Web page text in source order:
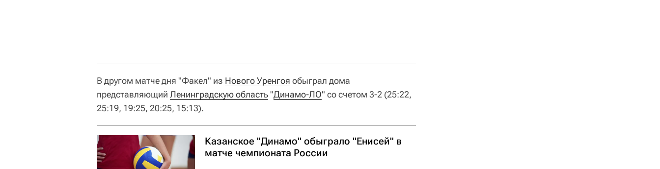
В другом матче дня "Факел" из Нового Уренгоя обыграл дома
представляющий Ленинградскую область "Динамо-ЛО" со счетом 3-2 (25:22,
25:19, 19:25, 20:25, 15:13).
Казанское "Динамо" обыграло "Енисей" в
матче чемпионата России